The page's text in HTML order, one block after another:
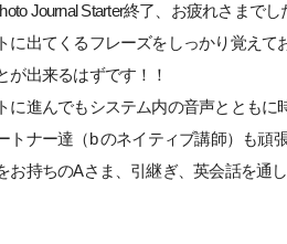
Journal Starter終了、お疲れさまでし
に出てくるフレーズをしっかり覚え
が出来るはずです！！
に進んでもシステム内の音声とともに
トナー達（b のネイティブ講師）も頑
お持ちのAさま、引継ぎ、英会話を通